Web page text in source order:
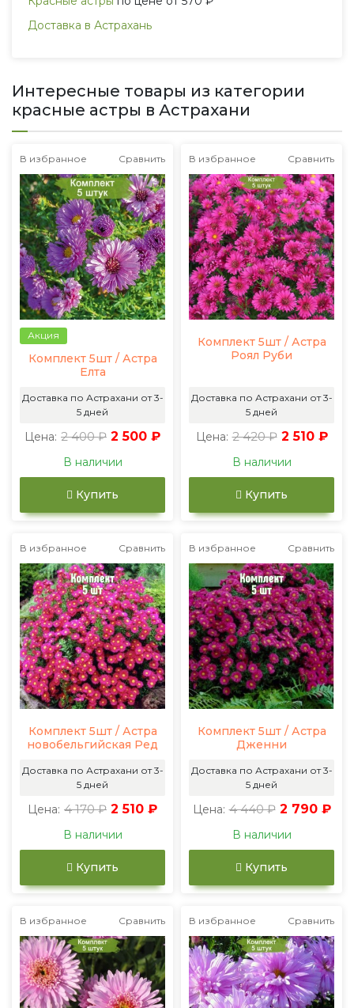
Доставка в Астрахань
Интересные товары из категории
красные астры в Астрахани
В избранное Сравнить
Акция
Комплект 5шт / Астра
Елта
Доставка по Астрахани от 3-
5 дней
Цена: 2 400 ₽ 2 500 ₽
В наличии
Купить
В избранное Сравнить
Комплект 5шт / Астра
Роял Руби
Доставка по Астрахани от 3-
5 дней
Цена: 2 420 ₽ 2 510 ₽
В наличии
Купить
В избранное Сравнить
Комплект 5шт / Астра
новобельгийская Ред
Доставка по Астрахани от 3-
5 дней
Цена: 4 170 ₽ 2 510 ₽
В наличии
Купить
В избранное Сравнить
Комплект 5шт / Астра
Дженни
Доставка по Астрахани от 3-
5 дней
Цена: 4 440 ₽ 2 790 ₽
В наличии
Купить
В избранное Сравнить В избранное Сравнить